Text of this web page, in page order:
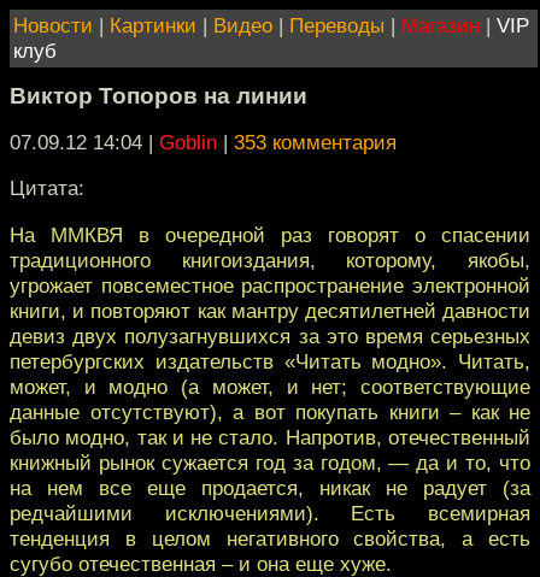
Новости | Картинки | Видео | Переводы | Магазин | VIP
клуб
Виктор Топоров на линии
07.09.12 14:04 | Goblin | 353 комментария
Цитата:
На ММКВЯ в очередной раз говорят о спасении
традиционного книгоиздания, которому, якобы,
угрожает повсеместное распространение электронной
книги, и повторяют как мантру десятилетней давности
девиз двух полузагнувшихся за это время серьезных
петербургских издательств «Читать модно». Читать,
может, и модно (а может, и нет; соответствующие
данные отсутствуют), а вот покупать книги – как не
было модно, так и не стало. Напротив, отечественный
книжный рынок сужается год за годом, — да и то, что
на нем все еще продается, никак не радует (за
редчайшими исключениями). Есть всемирная
тенденция в целом негативного свойства, а есть
сугубо отечественная – и она еще хуже.